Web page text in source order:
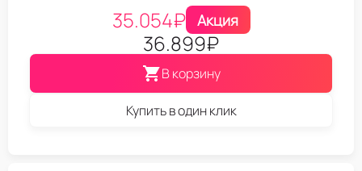
35.054₽ Акция
36.899₽
В корзину
Купить в один клик